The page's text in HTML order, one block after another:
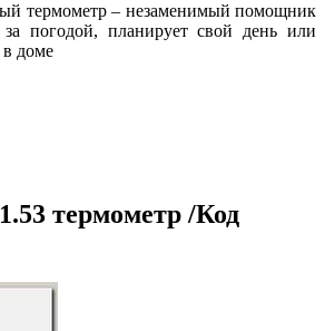
термометр – незаменимый помощник
погодой, планирует свой день или
в доме
термометр /Код